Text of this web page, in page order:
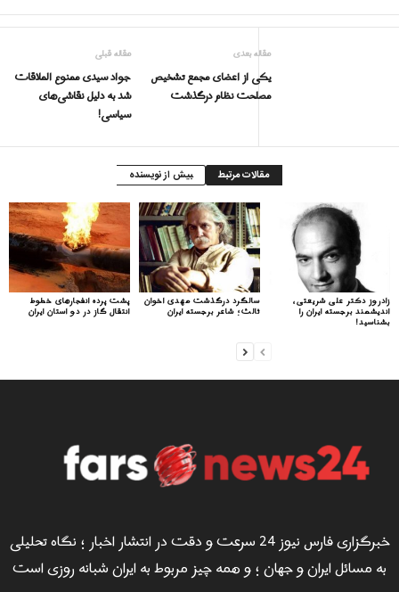
مقاله قبلی
جواد سيدى ممنوع الملاقات
شد به دليل نقاشی‌های
سیاسی!
مقاله بعدی
یکی از اعضای مجمع تشخیص
مصلحت نظام درگذشت
مقالات مرتبط بیش از نویسنده
پشت پرده انفجارهای خطوط
انتقال گاز در دو استان ایران
سالگرد درگذشت مهدی اخوان
ثالث؛ شاعر برجسته ایران
زادروز دکتر علی شریعتی،
اندیشمند برجسته ایران را
بشناسید!
خبرگزاری فارس نیوز 24 سرعت و دقت در انتشار اخبار ؛ نگاه تحلیلی
به مسائل ایران و جهان ؛ و همه چیز مربوط به ایران شبانه روزی است